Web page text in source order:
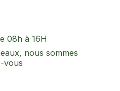
08h à 16H
nous sommes
vous